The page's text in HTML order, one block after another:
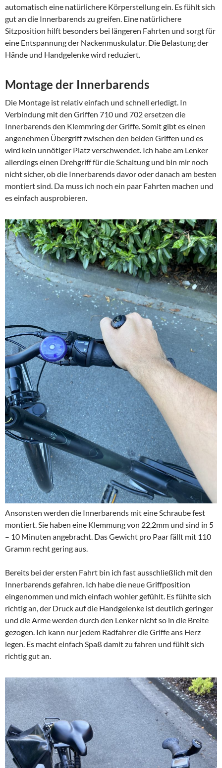
automatisch eine natürlichere Körperstellung ein. Es fühlt sich
gut an die Innerbarends zu greifen. Eine natürlichere
Sitzposition hilft besonders bei längeren Fahrten und sorgt für
eine Entspannung der Nackenmuskulatur. Die Belastung der
Hände und Handgelenke wird reduziert.
Montage der Innerbarends
Die Montage ist relativ einfach und schnell erledigt. In
Verbindung mit den Griffen 710 und 702 ersetzen die
Innerbarends den Klemmring der Griffe. Somit gibt es einen
angenehmen Übergriff zwischen den beiden Griffen und es
wird kein unnötiger Platz verschwendet. Ich habe am Lenker
allerdings einen Drehgriff für die Schaltung und bin mir noch
nicht sicher, ob die Innerbarends davor oder danach am besten
montiert sind. Da muss ich noch ein paar Fahrten machen und
es einfach ausprobieren.
Ansonsten werden die Innerbarends mit eine Schraube fest
montiert. Sie haben eine Klemmung von 22,2mm und sind in 5
– 10 Minuten angebracht. Das Gewicht pro Paar fällt mit 110
Gramm recht gering aus.
Bereits bei der ersten Fahrt bin ich fast ausschließlich mit den
Innerbarends gefahren. Ich habe die neue Griffposition
eingenommen und mich einfach wohler gefühlt. Es fühlte sich
richtig an, der Druck auf die Handgelenke ist deutlich geringer
und die Arme werden durch den Lenker nicht so in die Breite
gezogen. Ich kann nur jedem Radfahrer die Griffe ans Herz
legen. Es macht einfach Spaß damit zu fahren und fühlt sich
richtig gut an.